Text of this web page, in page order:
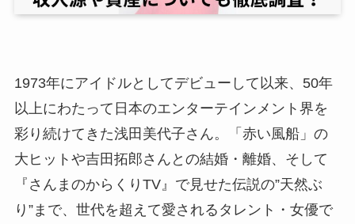
1973年にアイドルとしてデビューして以来、50年
以上にわたって日本のエンターテインメント界を
彩り続けてきた浅田美代子さん。「赤い風船」の
大ヒットや吉田拓郎さんとの結婚・離婚、そして
『さんまのからくりTV』で見せた伝説の”天然ぶ
り”まで、世代を超えて愛されるタレント・女優で